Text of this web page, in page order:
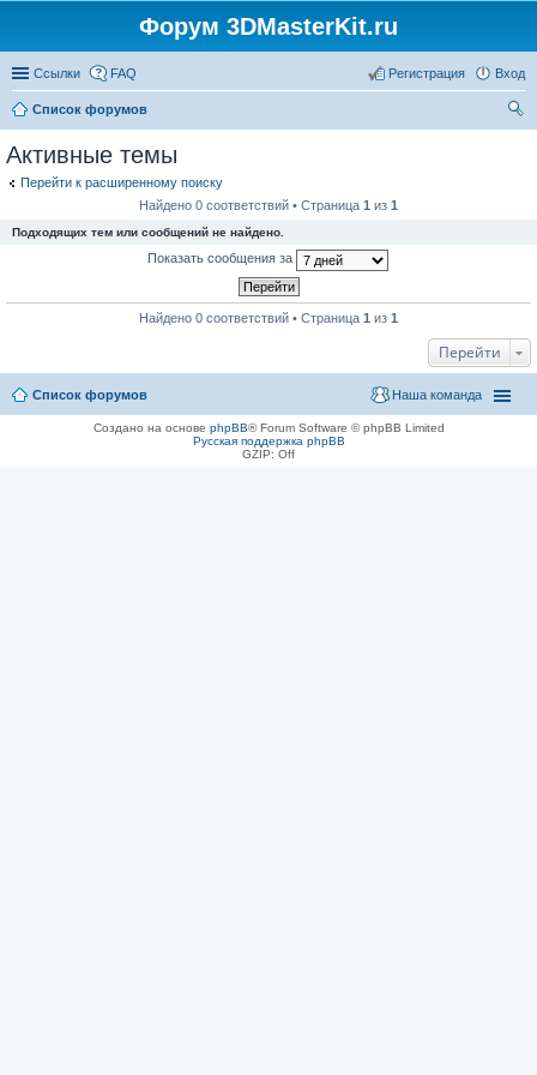
Форум 3DMasterKit.ru
Ссылки FAQ Вход
Регистрация
Список форумов
Активные темы
Перейти к расширенному поиску
Найдено 0 соответствий • Страница 1 из 1
Подходящих тем или сообщений не найдено.
Показать сообщения за
Найдено 0 соответствий • Страница 1 из 1
Перейти
Список форумов Наша команда
Создано на основе phpBB® Forum Software © phpBB Limited
Русская поддержка phpBB
GZIP: Off